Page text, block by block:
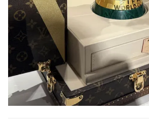
Đọc Thanh Niên trên điện thoại
Theo dõi báo trên